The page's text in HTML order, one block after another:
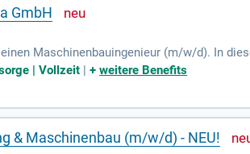
GmbH
Maschinenbauingenieur (m/w/d). In
Schnittstellen mit unserer Produktion in
Reviews sowie FEM-Berechnungen zur
Arbeiten und vielen weiteren
wir uns auf Ihre Bewerbung!
| Vollzeit |+weitere Benefits
& Maschinenbau (m/w/d) - NEU!